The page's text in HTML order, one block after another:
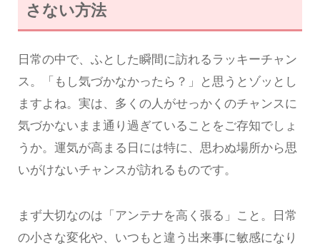
さない方法
日常の中で、ふとした瞬間に訪れるラッキーチャン
ス。「もし気づかなかったら？」と思うとゾッとし
ますよね。実は、多くの人がせっかくのチャンスに
気づかないまま通り過ぎていることをご存知でしょ
うか。運気が高まる日には特に、思わぬ場所から思
いがけないチャンスが訪れるものです。
まず大切なのは「アンテナを高く張る」こと。日常
の小さな変化や、いつもと違う出来事に敏感になり